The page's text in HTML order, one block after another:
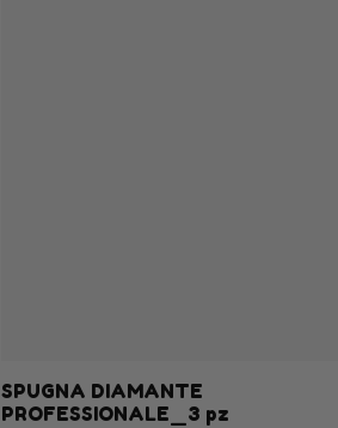
SPUGNA DIAMANTE
PROFESSIONALE_3 pz